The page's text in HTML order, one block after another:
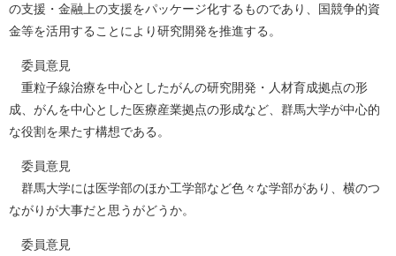
の支援・金融上の支援をパッケージ化するものであり、国競争的資
金等を活用することにより研究開発を推進する。
委員意見
重粒子線治療を中心としたがんの研究開発・人材育成拠点の形
成、がんを中心とした医療産業拠点の形成など、群馬大学が中心的
な役割を果たす構想である。
委員意見
群馬大学には医学部のほか工学部など色々な学部があり、横のつ
ながりが大事だと思うがどうか。
委員意見